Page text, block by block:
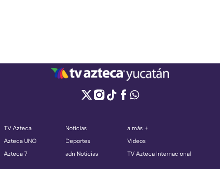
TV Azteca
Azteca UNO
Azteca 7
Noticias
Deportes
adn Noticias
a más +
Videos
TV Azteca Internacional